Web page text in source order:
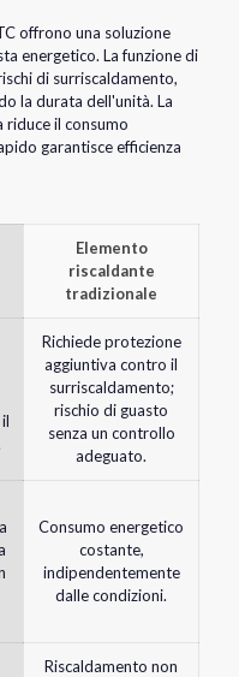
offrono una soluzione
energetico. La funzione di
di surriscaldamento,
la durata dell'unità. La
il consumo
garantisce efficienza
Elemento
riscaldante
tradizionale
Richiede protezione
aggiuntiva contro il
surriscaldamento;
rischio di guasto
senza un controllo
adeguato.
Consumo energetico
costante,
indipendentemente
dalle condizioni.
Riscaldamento non